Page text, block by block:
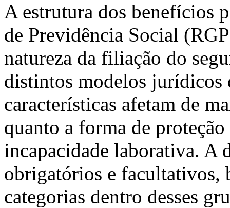
A estrutura dos benefícios
de Previdência Social
natureza da filiação do
distintos modelos jurídicos
características afetam de
quanto a forma de
incapacidade laborativa. A
obrigatórios e facultativos,
categorias dentro desses